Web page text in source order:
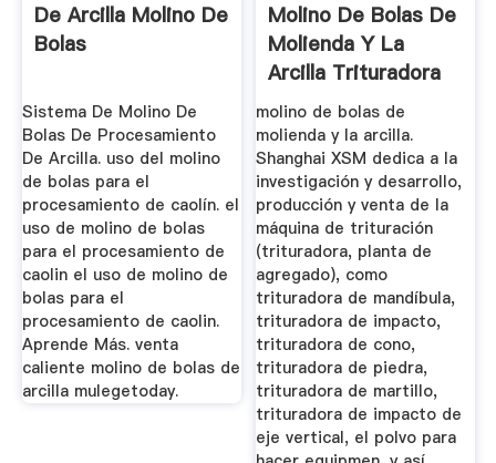
De Arcilla Molino De
Bolas
Sistema De Molino De
Bolas De Procesamiento
De Arcilla. uso del molino
de bolas para el
procesamiento de caolín. el
uso de molino de bolas
para el procesamiento de
caolin el uso de molino de
bolas para el
procesamiento de caolin.
Aprende Más. venta
caliente molino de bolas de
arcilla mulegetoday.
Molino De Bolas De
Molienda Y La
Arcilla Trituradora
De Cono
molino de bolas de
molienda y la arcilla.
Shanghai XSM dedica a la
investigación y desarrollo,
producción y venta de la
máquina de trituración
(trituradora, planta de
agregado), como
trituradora de mandíbula,
trituradora de impacto,
trituradora de cono,
trituradora de piedra,
trituradora de martillo,
trituradora de impacto de
eje vertical, el polvo para